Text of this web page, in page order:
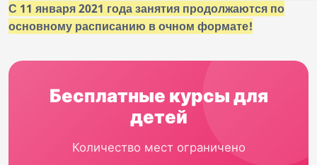
С 11 января 2021 года занятия продолжаются по
основному расписанию в очном формате!
Бесплатные курсы для
детей
Количество мест ограничено